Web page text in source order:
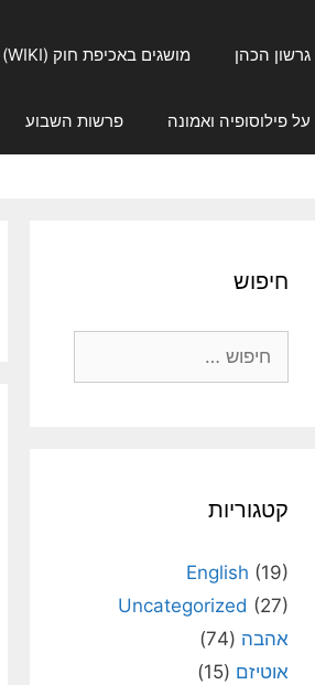
גרשון הכהן מושגים באכיפת חוק (WIKI)
על פילוסופיה ואמונה פרשות השבוע
חיפוש
קטגוריות
English (19)
Uncategorized (27)
אהבה (74)
אוטיזם (15)